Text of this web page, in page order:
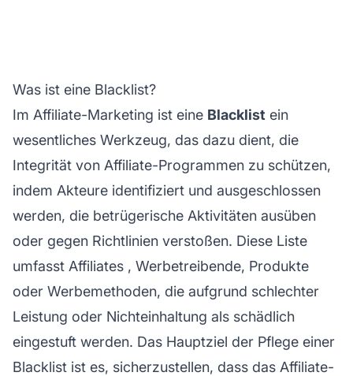
Was ist eine Blacklist?
Im Affiliate-Marketing ist eine Blacklist ein
wesentliches Werkzeug, das dazu dient, die
Integrität von Affiliate-Programmen zu schützen,
indem Akteure identifiziert und ausgeschlossen
werden, die betrügerische Aktivitäten ausüben
oder gegen Richtlinien verstoßen. Diese Liste
umfasst Affiliates , Werbetreibende, Produkte
oder Werbemethoden, die aufgrund schlechter
Leistung oder Nichteinhaltung als schädlich
eingestuft werden. Das Hauptziel der Pflege einer
Blacklist ist es, sicherzustellen, dass das Affiliate-